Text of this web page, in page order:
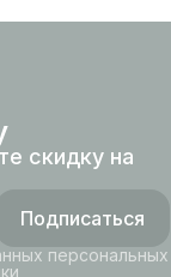
скидку на
Подписаться
персональных